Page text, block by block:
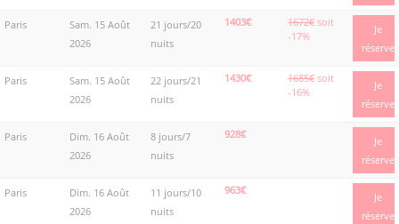
Paris
Sam. 15 Août
2026
21 jours/20
nuits
1403€ 1672€ soit
-17%
Je
réserve
Paris
Sam. 15 Août
2026
22 jours/21
nuits
1430€ 1685€ soit
-16%
Je
réserve
Paris
Dim. 16 Août
2026
8 jours/7
nuits
928€
Je
réserve
Paris
Dim. 16 Août
2026
11 jours/10
nuits
963€
Je
réserve